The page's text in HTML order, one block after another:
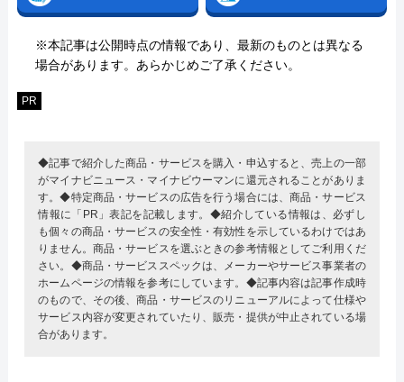
※本記事は公開時点の情報であり、最新のものとは異なる
場合があります。あらかじめご了承ください。
PR
◆記事で紹介した商品・サービスを購入・申込すると、売上の一部
がマイナビニュース・マイナビウーマンに還元されることがありま
す。◆特定商品・サービスの広告を行う場合には、商品・サービス
情報に「PR」表記を記載します。◆紹介している情報は、必ずし
も個々の商品・サービスの安全性・有効性を示しているわけではあ
りません。商品・サービスを選ぶときの参考情報としてご利用くだ
さい。◆商品・サービススペックは、メーカーやサービス事業者の
ホームページの情報を参考にしています。◆記事内容は記事作成時
のもので、その後、商品・サービスのリニューアルによって仕様や
サービス内容が変更されていたり、販売・提供が中止されている場
合があります。